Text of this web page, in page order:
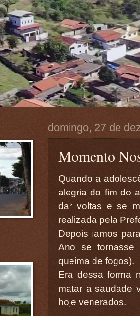
domingo, 27 de
Momento
Quando a
alegria do fim do
dar voltas e se
realizada pela
Depois íamos
Ano se tornasse
queima de fogos).
Era dessa forma
matar a saudade
hoje venerados.